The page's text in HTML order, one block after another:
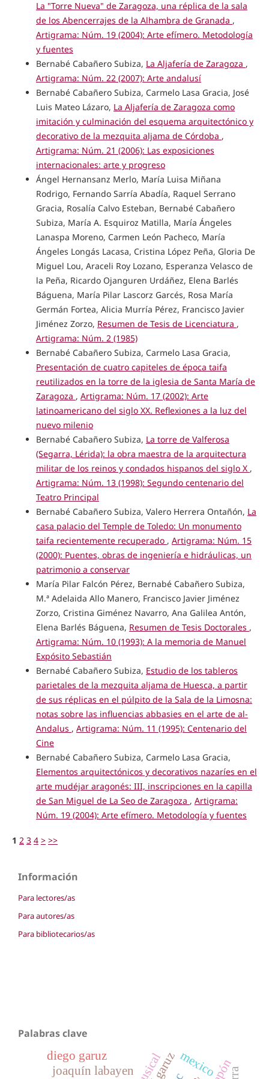
La "Torre Nueva" de Zaragoza, una réplica de la sala
de los Abencerrajes de la Alhambra de Granada ,
Artigrama: Núm. 19 (2004): Arte efímero. Metodología
y fuentes
Bernabé Cabañero Subiza, La Aljafería de Zaragoza ,
Artigrama: Núm. 22 (2007): Arte andalusí
Bernabé Cabañero Subiza, Carmelo Lasa Gracia, José
Luis Mateo Lázaro, La Aljafería de Zaragoza como
imitación y culminación del esquema arquitectónico y
decorativo de la mezquita aljama de Córdoba ,
Artigrama: Núm. 21 (2006): Las exposiciones
internacionales: arte y progreso
Ángel Hernansanz Merlo, María Luisa Miñana
Rodrigo, Fernando Sarría Abadía, Raquel Serrano
Gracia, Rosalía Calvo Esteban, Bernabé Cabañero
Subiza, María A. Esquiroz Matilla, María Ángeles
Lanaspa Moreno, Carmen León Pacheco, María
Ángeles Longás Lacasa, Cristina López Peña, Gloria De
Miguel Lou, Araceli Roy Lozano, Esperanza Velasco de
la Peña, Ricardo Ojanguren Urdáñez, Elena Barlés
Báguena, María Pilar Lascorz Garcés, Rosa María
Germán Fortea, Alicia Murría Pérez, Francisco Javier
Jiménez Zorzo, Resumen de Tesis de Licenciatura ,
Artigrama: Núm. 2 (1985)
Bernabé Cabañero Subiza, Carmelo Lasa Gracia,
Presentación de cuatro capiteles de época taifa
reutilizados en la torre de la iglesia de Santa María de
Zaragoza , Artigrama: Núm. 17 (2002): Arte
latinoamericano del siglo XX. Reflexiones a la luz del
nuevo milenio
Bernabé Cabañero Subiza, La torre de Valferosa
(Segarra, Lérida): la obra maestra de la arquitectura
militar de los reinos y condados hispanos del siglo X ,
Artigrama: Núm. 13 (1998): Segundo centenario del
Teatro Principal
Bernabé Cabañero Subiza, Valero Herrera Ontañón, La
casa palacio del Temple de Toledo: Un monumento
taifa recientemente recuperado , Artigrama: Núm. 15
(2000): Puentes, obras de ingeniería e hidráulicas, un
patrimonio a conservar
María Pilar Falcón Pérez, Bernabé Cabañero Subiza,
M.ª Adelaida Allo Manero, Francisco Javier Jiménez
Zorzo, Cristina Giménez Navarro, Ana Galilea Antón,
Elena Barlés Báguena, Resumen de Tesis Doctorales ,
Artigrama: Núm. 10 (1993): A la memoria de Manuel
Expósito Sebastián
Bernabé Cabañero Subiza, Estudio de los tableros
parietales de la mezquita aljama de Huesca, a partir
de sus réplicas en el púlpito de la Sala de la Limosna:
notas sobre las influencias abbasies en el arte de al-
Andalus , Artigrama: Núm. 11 (1995): Centenario del
Cine
Bernabé Cabañero Subiza, Carmelo Lasa Gracia,
Elementos arquitectónicos y decorativos nazaríes en el
arte mudéjar aragonés: III, inscripciones en la capilla
de San Miguel de La Seo de Zaragoza , Artigrama:
Núm. 19 (2004): Arte efímero. Metodología y fuentes
1 2 3 4 > >>
Información
Para lectores/as
Para autores/as
Para bibliotecarios/as
Palabras clave
joaquín labayen
diego garuz mexico